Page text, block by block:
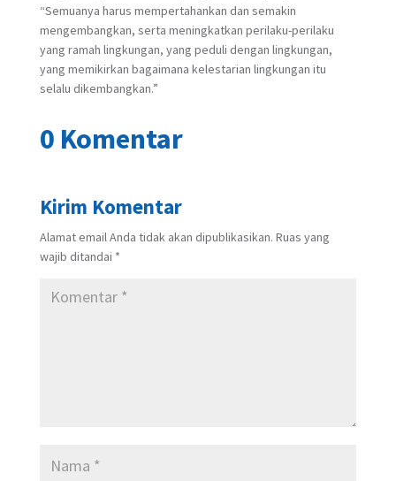
“Semuanya harus mempertahankan dan semakin
mengembangkan, serta meningkatkan perilaku-perilaku
yang ramah lingkungan, yang peduli dengan lingkungan,
yang memikirkan bagaimana kelestarian lingkungan itu
selalu dikembangkan.”
0 Komentar
Kirim Komentar
Alamat email Anda tidak akan dipublikasikan. Ruas yang
wajib ditandai *